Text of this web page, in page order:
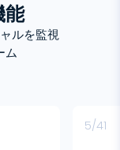
能
ルを監視
ム
5/41